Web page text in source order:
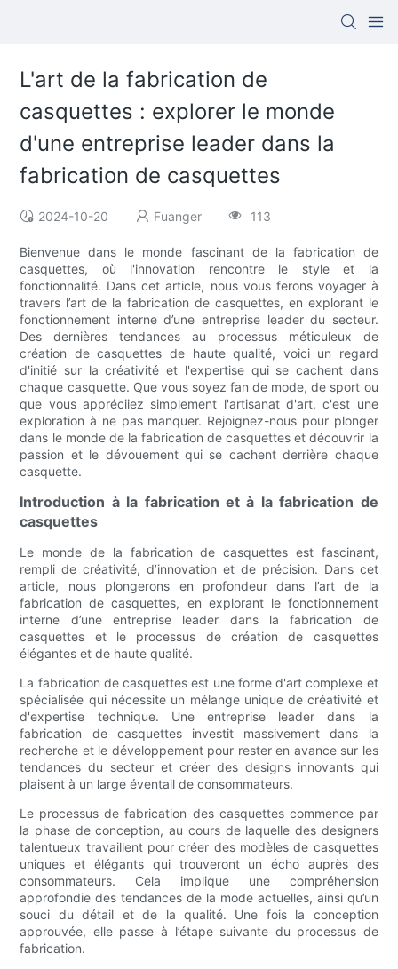
L'art de la fabrication de
casquettes : explorer le monde
d'une entreprise leader dans la
fabrication de casquettes
2024-10-20 Fuanger 113
Bienvenue dans le monde fascinant de la fabrication de
casquettes, où l'innovation rencontre le style et la
fonctionnalité. Dans cet article, nous vous ferons voyager à
travers l’art de la fabrication de casquettes, en explorant le
fonctionnement interne d’une entreprise leader du secteur.
Des dernières tendances au processus méticuleux de
création de casquettes de haute qualité, voici un regard
d'initié sur la créativité et l'expertise qui se cachent dans
chaque casquette. Que vous soyez fan de mode, de sport ou
que vous appréciiez simplement l'artisanat d'art, c'est une
exploration à ne pas manquer. Rejoignez-nous pour plonger
dans le monde de la fabrication de casquettes et découvrir la
passion et le dévouement qui se cachent derrière chaque
casquette.
Introduction à la fabrication et à la fabrication de
casquettes
Le monde de la fabrication de casquettes est fascinant,
rempli de créativité, d’innovation et de précision. Dans cet
article, nous plongerons en profondeur dans l’art de la
fabrication de casquettes, en explorant le fonctionnement
interne d’une entreprise leader dans la fabrication de
casquettes et le processus de création de casquettes
élégantes et de haute qualité.
La fabrication de casquettes est une forme d'art complexe et
spécialisée qui nécessite un mélange unique de créativité et
d'expertise technique. Une entreprise leader dans la
fabrication de casquettes investit massivement dans la
recherche et le développement pour rester en avance sur les
tendances du secteur et créer des designs innovants qui
plaisent à un large éventail de consommateurs.
Le processus de fabrication des casquettes commence par
la phase de conception, au cours de laquelle des designers
talentueux travaillent pour créer des modèles de casquettes
uniques et élégants qui trouveront un écho auprès des
consommateurs. Cela implique une compréhension
approfondie des tendances de la mode actuelles, ainsi qu’un
souci du détail et de la qualité. Une fois la conception
approuvée, elle passe à l’étape suivante du processus de
fabrication.